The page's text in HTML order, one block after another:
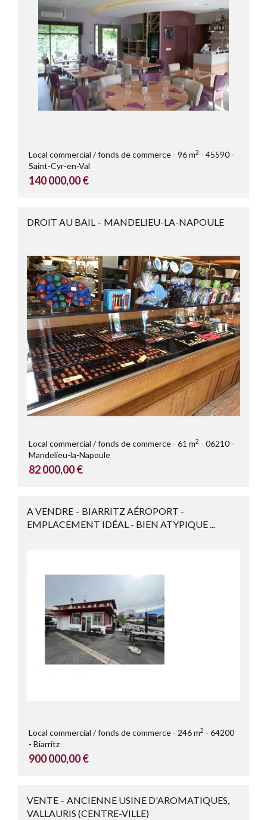
Local commercial / fonds de commerce 96 m2
45590
Saint-Cyr-en-Val
140 000,00 €
DROIT AU BAIL – MANDELIEU-LA-NAPOULE
Local commercial / fonds de commerce 61 m2
06210
Mandelieu-la-Napoule
82 000,00 €
A VENDRE – BIARRITZ AÉROPORT -
EMPLACEMENT IDÉAL - BIEN ATYPIQUE ...
Local commercial / fonds de commerce 246 m2
64200
Biarritz
900 000,00 €
VENTE – ANCIENNE USINE D'AROMATIQUES,
VALLAURIS (CENTRE-VILLE)